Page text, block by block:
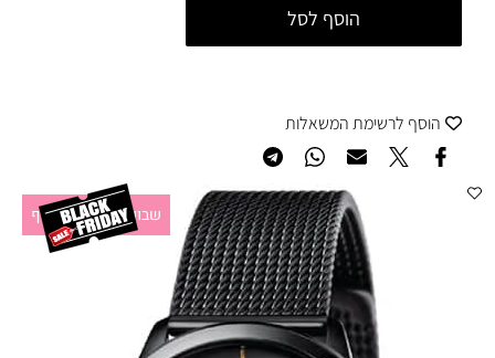
שבוע מבצעים מטורף
הוסף לסל
הוסף לרשימת המשאלות